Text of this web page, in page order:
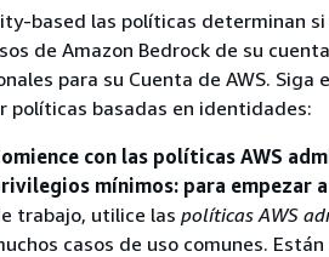
based las políticas determinan
de Amazon Bedrock de su
para su Cuenta de AWS.
políticas basadas en identidades:
con las políticas AWS
mínimos: para empezar
trabajo, utilice las políticas AWS
casos de uso comunes.